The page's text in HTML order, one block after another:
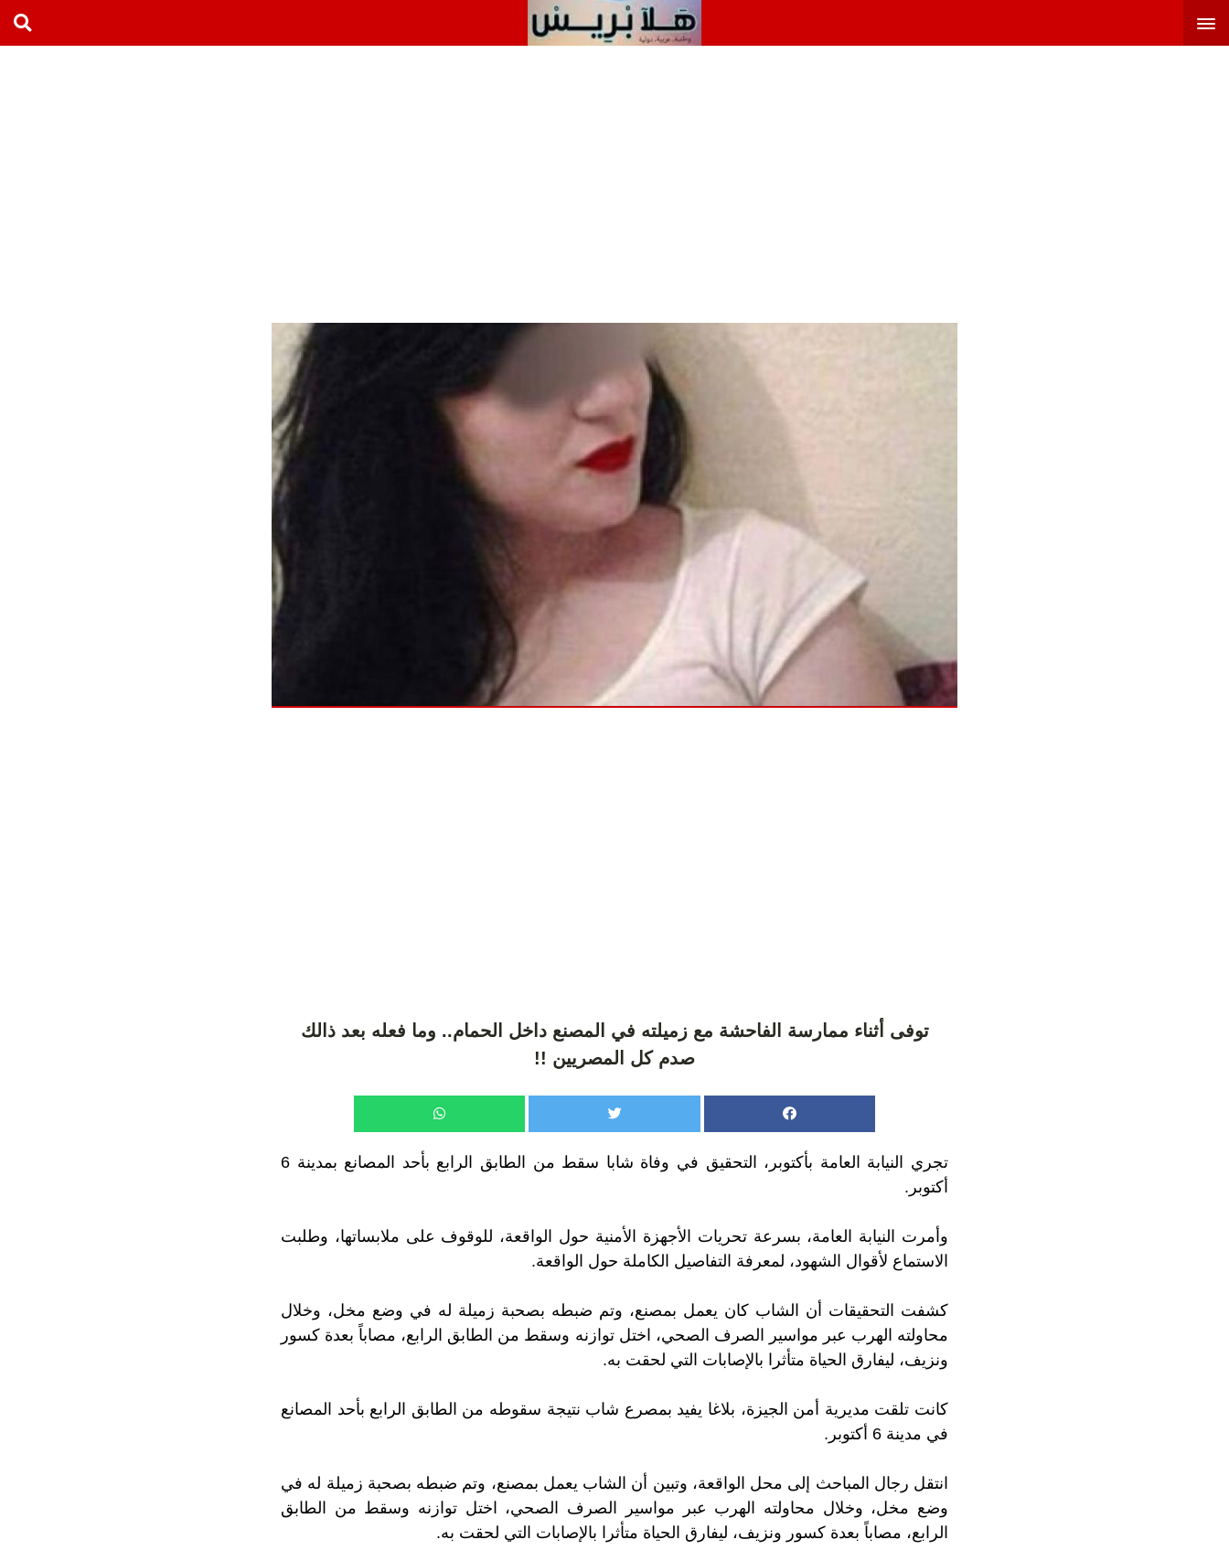
توفى أثناء ممارسة الفاحشة مع زميلته في المصنع داخل الحمام.. وما فعله بعد ذالك
صدم كل المصريين !!
تجري النيابة العامة بأكتوبر، التحقيق في وفاة شابا سقط من الطابق الرابع بأحد المصانع بمدينة 6
أكتوبر.
وأمرت النيابة العامة، بسرعة تحريات الأجهزة الأمنية حول الواقعة، للوقوف على ملابساتها، وطلبت
الاستماع لأقوال الشهود، لمعرفة التفاصيل الكاملة حول الواقعة.
كشفت التحقيقات أن الشاب كان يعمل بمصنع، وتم ضبطه بصحبة زميلة له في وضع مخل، وخلال
محاولته الهرب عبر مواسير الصرف الصحي، اختل توازنه وسقط من الطابق الرابع، مصاباً بعدة كسور
ونزيف، ليفارق الحياة متأثرا بالإصابات التي لحقت به.
كانت تلقت مديرية أمن الجيزة، بلاغا يفيد بمصرع شاب نتيجة سقوطه من الطابق الرابع بأحد المصانع
في مدينة 6 أكتوبر.
انتقل رجال المباحث إلى محل الواقعة، وتبين أن الشاب يعمل بمصنع، وتم ضبطه بصحبة زميلة له في
وضع مخل، وخلال محاولته الهرب عبر مواسير الصرف الصحي، اختل توازنه وسقط من الطابق
الرابع، مصاباً بعدة كسور ونزيف، ليفارق الحياة متأثرا بالإصابات التي لحقت به.